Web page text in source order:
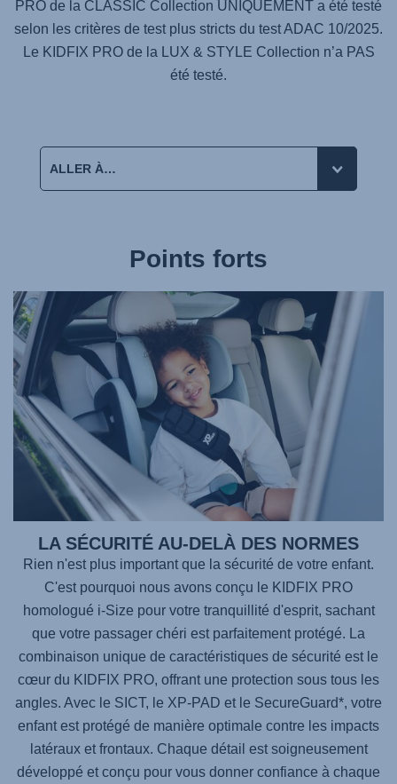
PRO de la CLASSIC Collection UNIQUEMENT a été testé
selon les critères de test plus stricts du test ADAC 10/2025.
Le KIDFIX PRO de la LUX & STYLE Collection n’a PAS
été testé.
Points forts
LA SÉCURITÉ AU-DELÀ DES NORMES
Rien n'est plus important que la sécurité de votre enfant.
C'est pourquoi nous avons conçu le KIDFIX PRO
homologué i-Size pour votre tranquillité d'esprit, sachant
que votre passager chéri est parfaitement protégé. La
combinaison unique de caractéristiques de sécurité est le
cœur du KIDFIX PRO, offrant une protection sous tous les
angles. Avec le SICT, le XP-PAD et le SecureGuard*, votre
enfant est protégé de manière optimale contre les impacts
latéraux et frontaux. Chaque détail est soigneusement
développé et conçu pour vous donner confiance à chaque